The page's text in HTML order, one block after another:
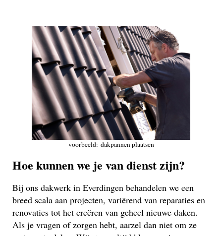
voorbeeld: dakpannen plaatsen
Hoe kunnen we je van dienst zijn?
Bij ons dakwerk in Everdingen behandelen we een
breed scala aan projecten, variërend van reparaties en
renovaties tot het creëren van geheel nieuwe daken.
Als je vragen of zorgen hebt, aarzel dan niet om ze